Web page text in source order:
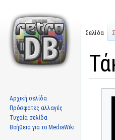
Σελίδα
Αρχική σελίδα
Πρόσφατες αλλαγές
Τυχαία σελίδα
Βοήθεια για το MediaWiki